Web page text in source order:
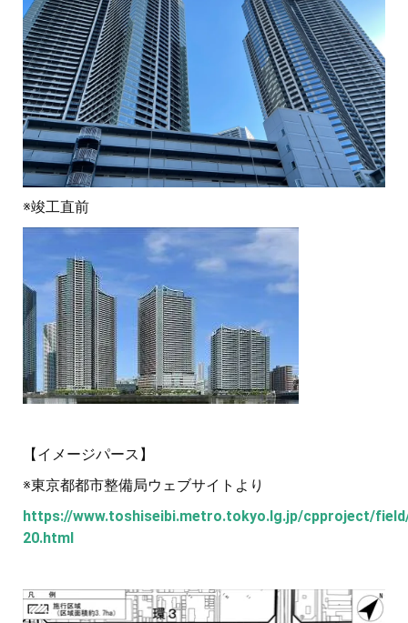
※竣工直前
【イメージパース】
※東京都都市整備局ウェブサイトより
https://www.toshiseibi.metro.tokyo.lg.jp/cpproject/
20.html